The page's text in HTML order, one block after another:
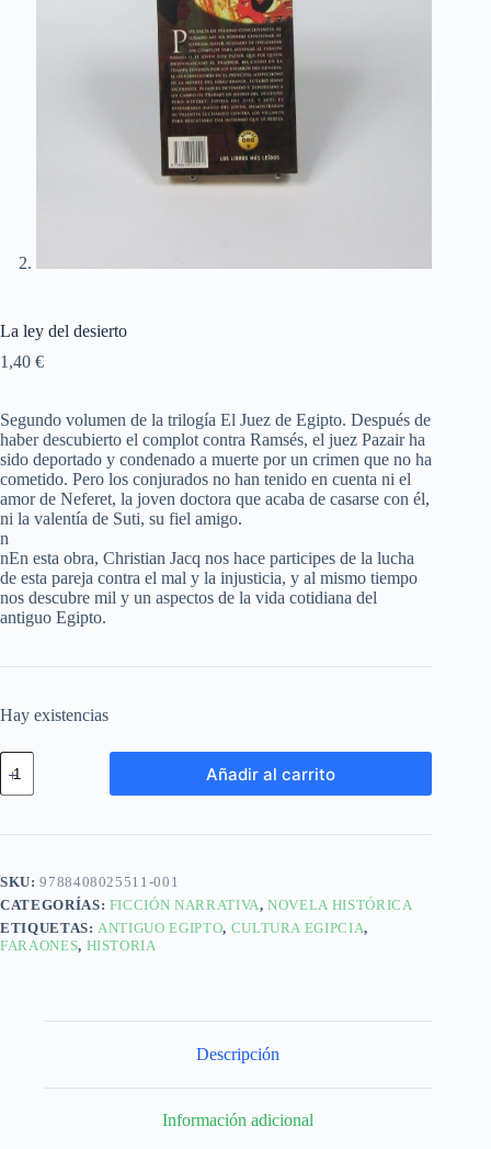
La ley del desierto
1,40 €
Segundo volumen de la trilogía El Juez de Egipto. Después de
haber descubierto el complot contra Ramsés, el juez Pazair ha
sido deportado y condenado a muerte por un crimen que no ha
cometido. Pero los conjurados no han tenido en cuenta ni el
amor de Neferet, la joven doctora que acaba de casarse con él,
ni la valentía de Suti, su fiel amigo.
n
nEn esta obra, Christian Jacq nos hace participes de la lucha
de esta pareja contra el mal y la injusticia, y al mismo tiempo
nos descubre mil y un aspectos de la vida cotidiana del
antiguo Egipto.
Hay existencias
Añadir al carrito
SKU:9788408025511-001
CATEGORÍAS: FICCIÓN NARRATIVA,NOVELA HISTÓRICA
ETIQUETAS:ANTIGUO EGIPTO, CULTURA EGIPCIA,
FARAONES, HISTORIA
Descripción
Información adicional